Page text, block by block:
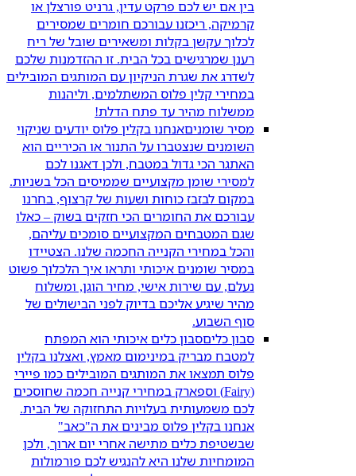
בין אם יש לכם פרקט עדין, גרניט פורצלן או
קרמיקה, ריכזנו עבורכם חומרים שמסירים
לכלוך עקשן בקלות ומשאירים שובל של ריח
רענן שמרגישים בכל הבית. זו ההזדמנות שלכם
לשדרג את שגרת הניקיון עם המותגים המובילים
במחירי קלין פלוס המשתלמים, וליהנות
ממשלוח מהיר עד פתח הדלת!
מסיר שומניםאנחנו בקלין פלוס יודעים שניקוי
השומנים שנצטברו על התנור או הכיריים הוא
האתגר הכי גדול במטבח, ולכן דאגנו לכם
למסירי שומן מקצועיים שממיסים הכל בשניות.
במקום לבזבז כוחות ושעות של קרצוף, בחרנו
עבורכם את החומרים הכי חזקים בשוק – כאלו
שגם המטבחים המקצועיים סומכים עליהם,
והכל במחירי הקנייה החכמה שלנו. הצטיידו
במסיר שומנים איכותי ותראו איך הלכלוך פשוט
נעלם, עם שירות אישי, מחיר הוגן, ומשלוח
מהיר שיגיע אליכם בדיוק לפני הבישולים של
סוף השבוע.
סבון כליםסבון כלים איכותי הוא המפתח
למטבח מבריק במינימום מאמץ, ואצלנו בקלין
פלוס תמצאו את המותגים המובילים כמו פיירי
(Fairy) וספארק במחירי קנייה חכמה שחוסכים
לכם משמעותית בעלויות התחזוקה של הבית.
אנחנו בקלין פלוס מבינים את ה"כאב"
שבשטיפת כלים מתישה אחרי יום ארוך, ולכן
המומחיות שלנו היא להנגיש לכם פורמולות